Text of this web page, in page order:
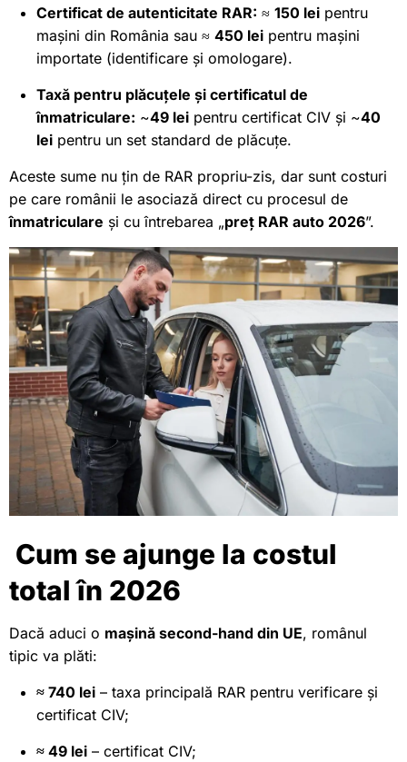
Certificat de autenticitate RAR: ≈ 150 lei pentru
mașini din România sau ≈ 450 lei pentru mașini
importate (identificare și omologare).
Taxă pentru plăcuțele și certificatul de
înmatriculare: ~49 lei pentru certificat CIV și ~40
lei pentru un set standard de plăcuțe.
Aceste sume nu țin de RAR propriu-zis, dar sunt costuri
pe care românii le asociază direct cu procesul de
înmatriculare și cu întrebarea „preț RAR auto 2026”.
Cum se ajunge la costul
total în 2026
Dacă aduci o mașină second-hand din UE, românul
tipic va plăti:
≈ 740 lei – taxa principală RAR pentru verificare și
certificat CIV;
≈ 49 lei – certificat CIV;